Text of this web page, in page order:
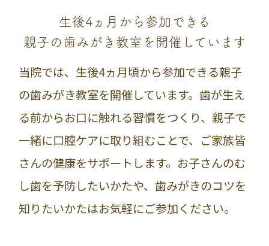
生後4ヵ月から参加できる
親子の歯みがき教室を開催しています
当院では、生後4ヵ月頃から参加できる親子
の歯みがき教室を開催しています。歯が生え
る前からお口に触れる習慣をつくり、親子で
一緒に口腔ケアに取り組むことで、ご家族皆
さんの健康をサポートします。お子さんのむ
し歯を予防したいかたや、歯みがきのコツを
知りたいかたはお気軽にご参加ください。